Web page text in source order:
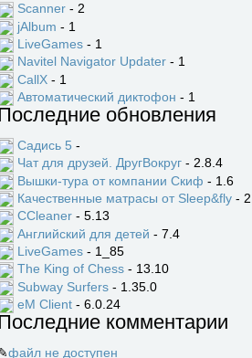
Scanner - 2
jAlbum - 1
LiveGames - 1
Navitel Navigator Updater - 1
CallX - 1
Автоматический диктофон - 1
обновления
Садись 5 -
Чат для друзей. ДругВокруг - 2.8.4
Вышки-тура от компании Скиф - 1.6
Качественные матрасы от Sleep&fly -
CCleaner - 5.13
Английский для детей - 7.4
LiveGames - 1_85
The King of Chess - 13.10
Subway Surfers - 1.35.0
eM Client - 6.0.24
комментарии
файл не доступен